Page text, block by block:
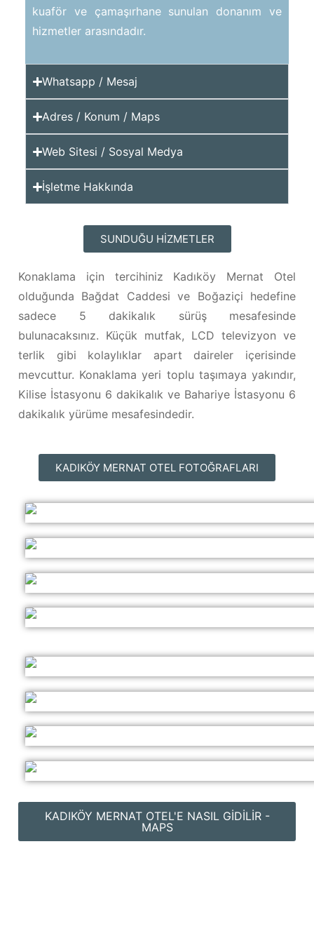
kuaför ve çamaşırhane sunulan donanım ve
hizmetler arasındadır.
Whatsapp / Mesaj
Adres / Konum / Maps
Web Sitesi / Sosyal Medya
İşletme Hakkında
SUNDUĞU HIZMETLER
Konaklama için tercihiniz Kadıköy Mernat Otel
olduğunda Bağdat Caddesi ve Boğaziçi hedefine
sadece 5 dakikalık sürüş mesafesinde
bulunacaksınız. Küçük mutfak, LCD televizyon ve
terlik gibi kolaylıklar apart daireler içerisinde
mevcuttur. Konaklama yeri toplu taşımaya yakındır,
Kilise İstasyonu 6 dakikalık ve Bahariye İstasyonu 6
dakikalık yürüme mesafesindedir.
KADIKÖY MERNAT OTEL FOTOĞRAFLARI
KADIKÖY MERNAT OTEL'E NASIL GIDILIR -
MAPS